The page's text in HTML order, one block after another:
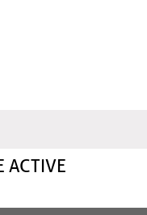
ACTIVE